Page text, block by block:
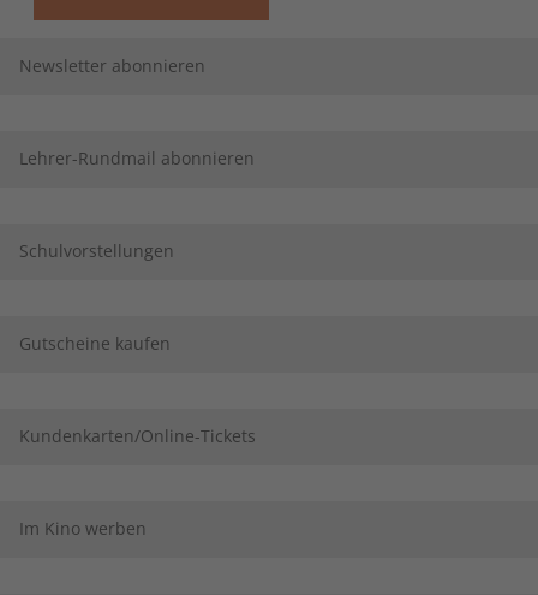
Newsletter abonnieren
Lehrer-Rundmail abonnieren
Schulvorstellungen
Gutscheine kaufen
Kundenkarten/Online-Tickets
Im Kino werben